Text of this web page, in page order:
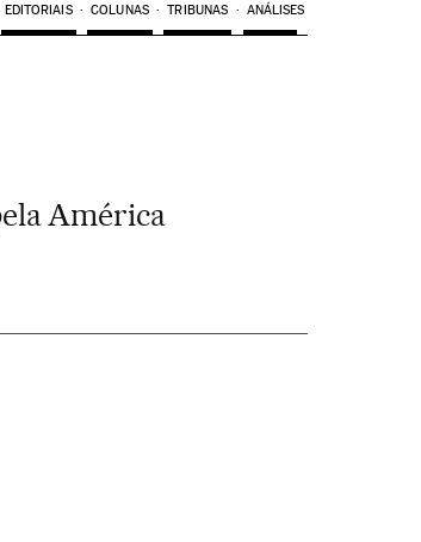
EDITORIAIS COLUNAS TRIBUNAS ANÁLISES
América